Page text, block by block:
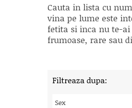
Cauta in lista cu
vina pe lume este
fetita si inca nu te-
frumoase, rare sau
Filtreaza dupa:
Sex